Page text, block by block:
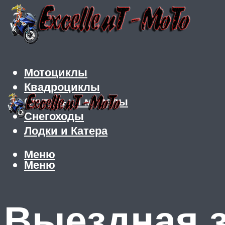
Мотоциклы
Квадроциклы
Скутеры и мопеды
Снегоходы
Лодки и Катера
Меню
Меню